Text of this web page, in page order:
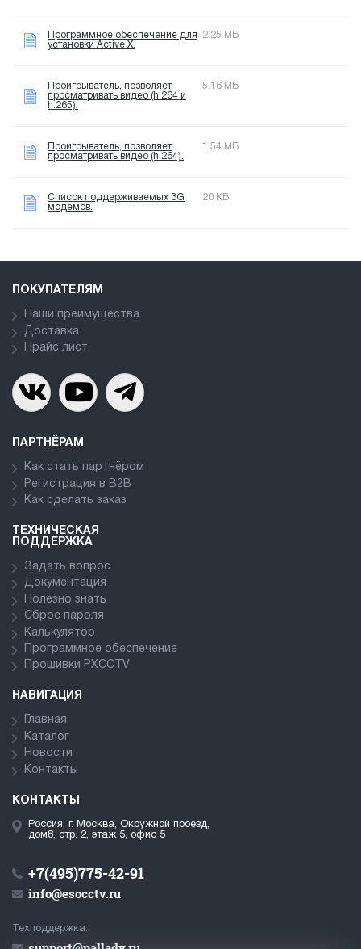
Программное обеспечение для
установки Active X.
2.25 МБ
Проигрыватель, позволяет
просматривать видео (h.264 и
h.265).
5.16 МБ
Проигрыватель, позволяет
просматривать видео (h.264).
1.54 МБ
Список поддерживаемых 3G
модемов.
20 КБ
ПОКУПАТЕЛЯМ
Наши преимущества
Доставка
Прайс лист
ПАРТНЁРАМ
Как стать партнёром
Регистрация в В2В
Как сделать заказ
ТЕХНИЧЕСКАЯ
ПОДДЕРЖКА
Задать вопрос
Документация
Полезно знать
Сброс пароля
Калькулятор
Программное обеспечение
Прошивки PXCCTV
НАВИГАЦИЯ
Главная
Каталог
Новости
Контакты
КОНТАКТЫ
Россия, г. Москва, Окружной проезд,
дом8, стр. 2, этаж 5, офис 5
+7(495)775-42-91
info@esocctv.ru
Техподдержка: